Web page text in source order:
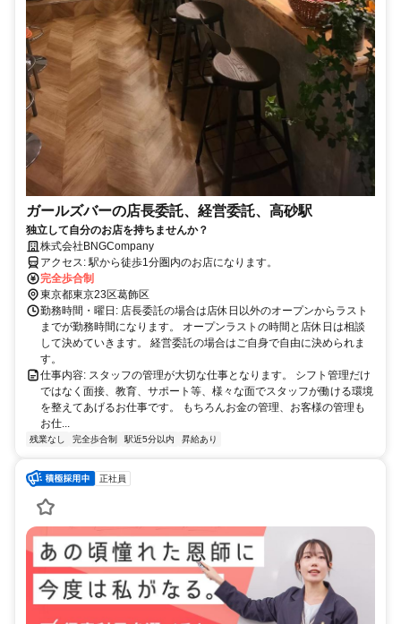
ガールズバーの店長委託、経営委託、高砂駅
独立して自分のお店を持ちませんか？
株式会社BNGCompany
アクセス: 駅から徒歩1分圏内のお店になります。
完全歩合制
東京都東京23区葛飾区
勤務時間・曜日: 店長委託の場合は店休日以外のオープンからラスト
までが勤務時間になります。 オープンラストの時間と店休日は相談
して決めていきます。 経営委託の場合はご自身で自由に決められま
す。
仕事内容: スタッフの管理が大切な仕事となります。 シフト管理だけ
ではなく面接、教育、サポート等、様々な面でスタッフが働ける環境
を整えてあげるお仕事です。 もちろんお金の管理、お客様の管理も
お仕...
残業なし 完全歩合制 駅近5分以内 昇給あり
正社員